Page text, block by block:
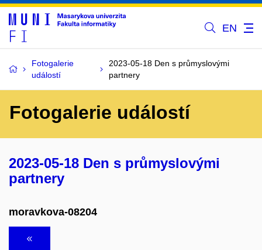
EN
Fotogalerie
událostí
2023-05-18 Den s průmyslovými
partnery
Fotogalerie událostí
2023-05-18 Den s průmyslovými
partnery
moravkova-08204